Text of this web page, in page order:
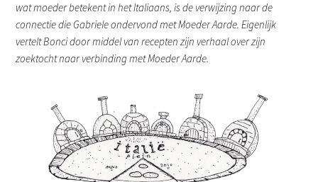
wat moeder betekent in het Italiaans, is de verwijzing naar de
connectie die Gabriele ondervond met Moeder Aarde. Eigenlijk
vertelt Bonci door middel van recepten zijn verhaal over zijn
zoektocht naar verbinding met Moeder Aarde.